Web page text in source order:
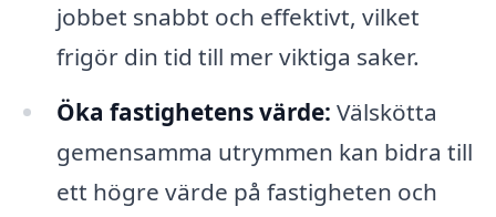
jobbet snabbt och effektivt, vilket
frigör din tid till mer viktiga saker.
Öka fastighetens värde: Välskötta
gemensamma utrymmen kan bidra till
ett högre värde på fastigheten och